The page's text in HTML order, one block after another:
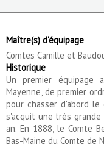
Maître(s) d'équipage
Comtes Camille et
Historique
Un premier équipage
Mayenne, de premier
pour chasser d'abord
s'acquit une très
an. En 1888, le Comte
Bas-Maine du Comte de